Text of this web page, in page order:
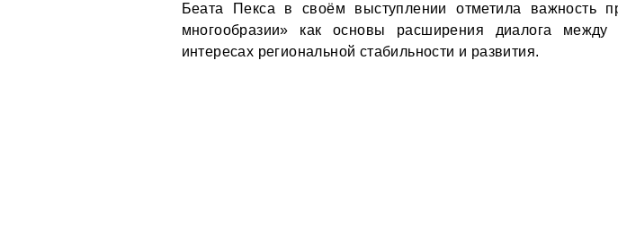
Беата Пекса в своём выступлении отметила важность
многообразии» как основы расширения диалога
интересах региональной стабильности и развития.